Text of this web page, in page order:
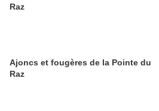
Raz
Ajoncs et fougères de la Pointe du
Raz